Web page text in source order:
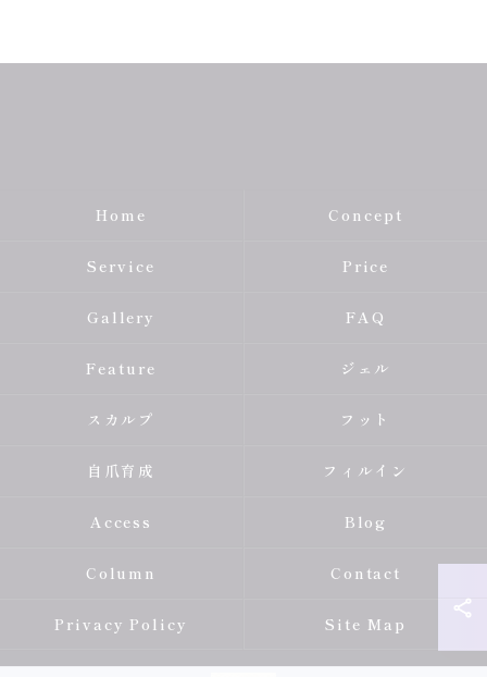
Home Concept
Service Price
Gallery FAQ
Feature ジェル
スカルプ フット
自爪育成 フィルイン
Access Blog
Column Contact
Privacy Policy Site Map